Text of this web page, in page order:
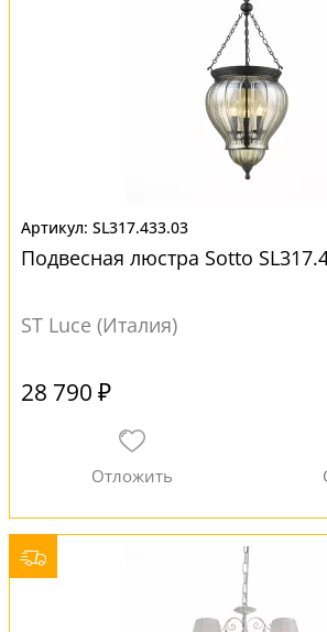
SL317.433.03
Подвесная люстра Sotto
ST Luce (Италия)
28 790 ₽